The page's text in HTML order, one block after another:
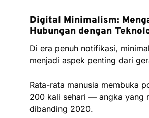
Digital Minimalism:
Hubungan dengan
Di era penuh notifikasi,
menjadi aspek penting dari
Rata-rata manusia membuka
200 kali sehari — angka yang
dibanding 2020.